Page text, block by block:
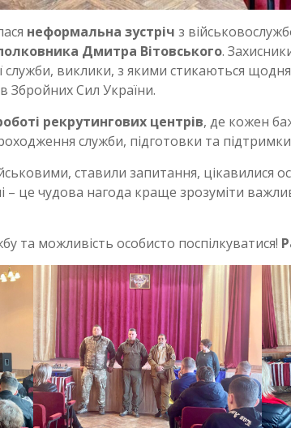
неформальна зустріч з
Дмитра Вітовського.
служби, виклики, з якими стикаються
Збройних Сил України.
рекрутингових центрів, де кожен
служби, підготовки та підтримки
ставили запитання, цікавилися
– це чудова нагода краще зрозуміти
та можливість особисто поспілкуватися!